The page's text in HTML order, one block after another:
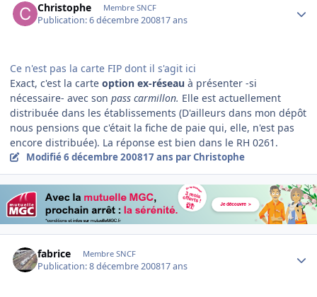
Christophe Membre SNCF
Publication:6 décembre 200817 ans
Ce n'est pas la carte FIP dont il s'agit ici
Exact, c'est la carte option ex-réseau à présenter -si
nécessaire- avec son pass carmillon. Elle est actuellement
distribuée dans les établissements (D'ailleurs dans mon dépôt
nous pensions que c'était la fiche de paie qui, elle, n'est pas
encore distribuée). La réponse est bien dans le RH 0261.
Modifié6 décembre 200817 ans par Christophe
fabrice Membre SNCF
Publication:8 décembre 200817 ans